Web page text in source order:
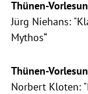
Thünen-
Jürg Niehans:
Mythos“
Thünen-
Norbert Kloten: